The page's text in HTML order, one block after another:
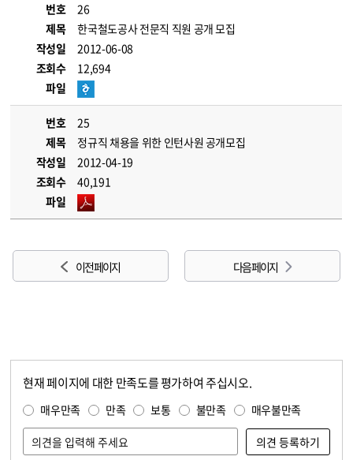
번호
26
제목
한국철도공사 전문직 직원 공개 모집
작성일
2012-06-08
조회수
12,694
파일
번호
25
제목
정규직 채용을 위한 인턴사원 공개모집
작성일
2012-04-19
조회수
40,191
파일
이전 페이지 다음 페이지
현재 페이지에 대한 만족도를 평가하여 주십시오.
매우만족 만족 보통 불만족 매우불만족